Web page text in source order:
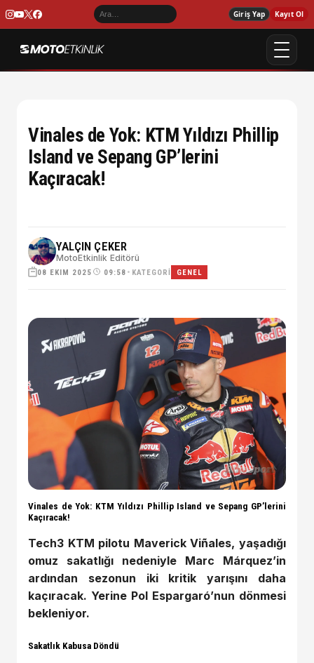
Giriş Yap Kayıt Ol
Vinales de Yok: KTM Yıldızı Phillip
Island ve Sepang GP’lerini
Kaçıracak!
YALÇIN ÇEKER
MotoEtkinlik Editörü
08 EKIM 2025 09:58 • KATEGORI GENEL
Vinales de Yok: KTM Yıldızı Phillip Island ve Sepang GP’lerini
Kaçıracak!
Tech3 KTM pilotu Maverick Viñales, yaşadığı
omuz sakatlığı nedeniyle Marc Márquez’in
ardından sezonun iki kritik yarışını daha
kaçıracak. Yerine Pol Espargaró’nun dönmesi
bekleniyor.
Sakatlık Kabusa Döndü